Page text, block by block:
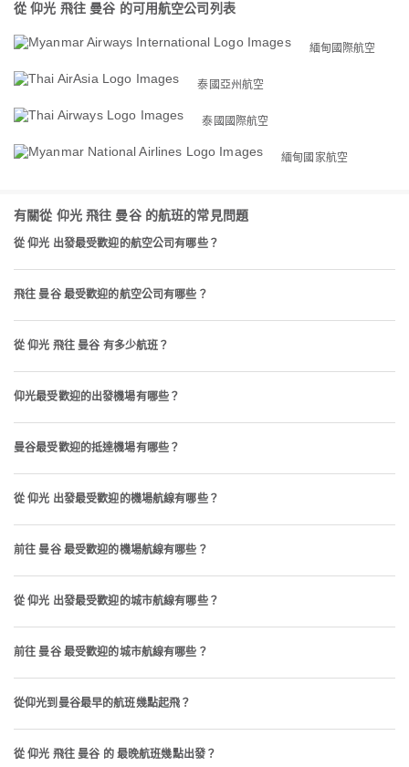
從 仰光 飛往 曼谷 的可用航空公司列表
緬甸國際航空
泰國亞州航空
泰國國際航空
緬甸國家航空
有關從 仰光 飛往 曼谷 的航班的常見問題
從 仰光 出發最受歡迎的航空公司有哪些？
飛往 曼谷 最受歡迎的航空公司有哪些？
從 仰光 飛往 曼谷 有多少航班？
仰光最受歡迎的出發機場有哪些？
曼谷最受歡迎的抵達機場有哪些？
從 仰光 出發最受歡迎的機場航線有哪些？
前往 曼谷 最受歡迎的機場航線有哪些？
從 仰光 出發最受歡迎的城市航線有哪些？
前往 曼谷 最受歡迎的城市航線有哪些？
從仰光到曼谷最早的航班幾點起飛？
從 仰光 飛往 曼谷 的 最晚航班幾點出發？